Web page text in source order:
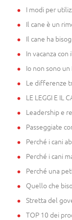
I modi per
Il cane è un
Il cane ha
In vacanza con
Io non sono
Le differenze
LE LEGGI E IL
Leadership e
Passeggiate
Perché i cani
Perché i cani
Perché una
Quello che
Stretta del
TOP 10 dei